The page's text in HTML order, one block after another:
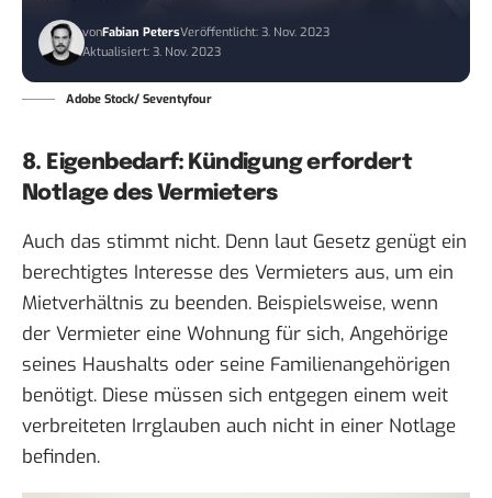
vonFabian PetersVeröffentlicht: 3. Nov. 2023
Aktualisiert: 3. Nov. 2023
Adobe Stock/ Seventyfour
8. Eigenbedarf: Kündigung erfordert
Notlage des Vermieters
Auch das stimmt nicht. Denn laut Gesetz genügt ein
berechtigtes Interesse des Vermieters aus, um ein
Mietverhältnis zu beenden. Beispielsweise, wenn
der Vermieter eine Wohnung für sich, Angehörige
seines Haushalts oder seine Familienangehörigen
benötigt. Diese müssen sich entgegen einem weit
verbreiteten Irrglauben auch nicht in einer Notlage
befinden.